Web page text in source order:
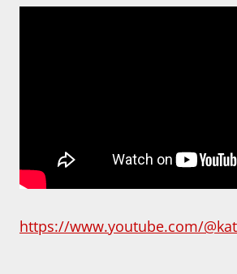
https://www.youtube.com/